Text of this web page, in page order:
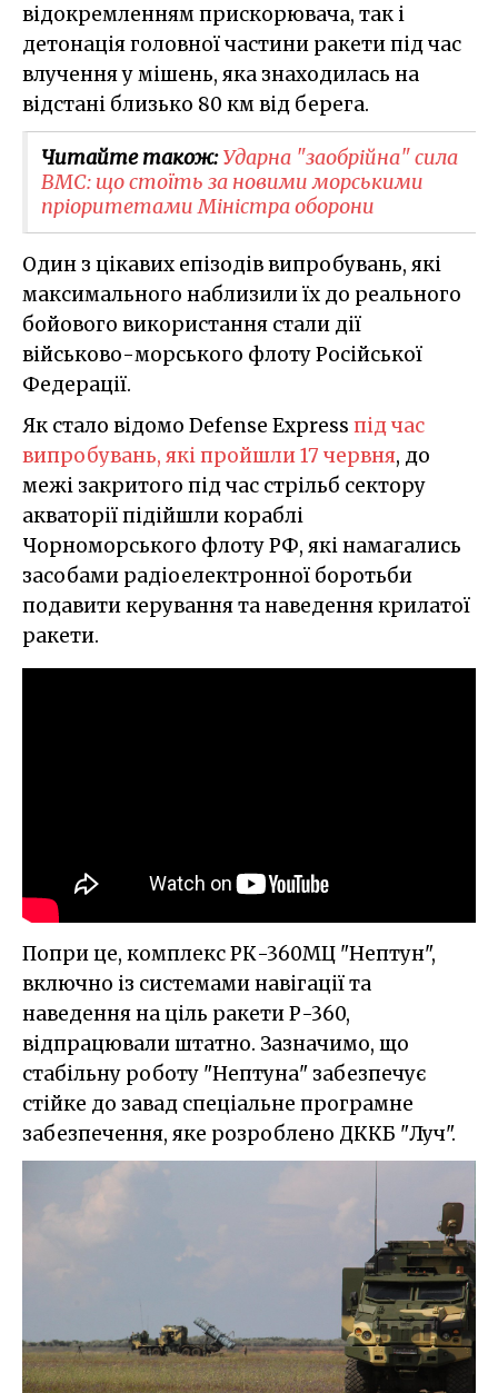
відокремленням прискорювача, так і
детонація головної частини ракети під час
влучення у мішень, яка знаходилась на
відстані близько 80 км від берега.
Читайте також:Ударна "заобрійна" сила
ВМС: що стоїть за новими морськими
пріоритетами Міністра оборони
Один з цікавих епізодів випробувань, які
максимального наблизили їх до реального
бойового використання стали дії
військово-морського флоту Російської
Федерації.
Як стало відомо Defense Express під час
випробувань, які пройшли 17 червня, до
межі закритого під час стрільб сектору
акваторії підійшли кораблі
Чорноморського флоту РФ, які намагались
засобами радіоелектронної боротьби
подавити керування та наведення крилатої
ракети.
Попри це, комплекс РК-360МЦ "Нептун",
включно із системами навігації та
наведення на ціль ракети Р-360,
відпрацювали штатно. Зазначимо, що
стабільну роботу "Нептуна" забезпечує
стійке до завад спеціальне програмне
забезпечення, яке розроблено ДККБ "Луч".